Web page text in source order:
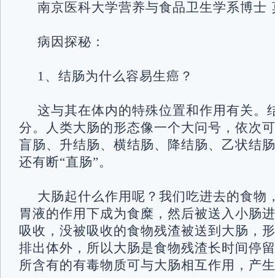
南京医科大学营养与食品卫生学系博士
病因探秘：
1、结肠为什么容易生癌？
这与其在体内的特殊位置和作用有关。
分。人类大肠的形态像一个大问号，依次
盲肠、升结肠、横结肠、降结肠、乙状结
还有断“直肠”。
大肠起什么作用呢？我们吃进去的食物
胃液的作用下成为食糜，然后被送入小肠
吸收，没被吸收的食物残渣被送到大肠，
排出体外，所以大肠是食物残渣长时间停
所含有的有毒物质可与大肠相互作用，产